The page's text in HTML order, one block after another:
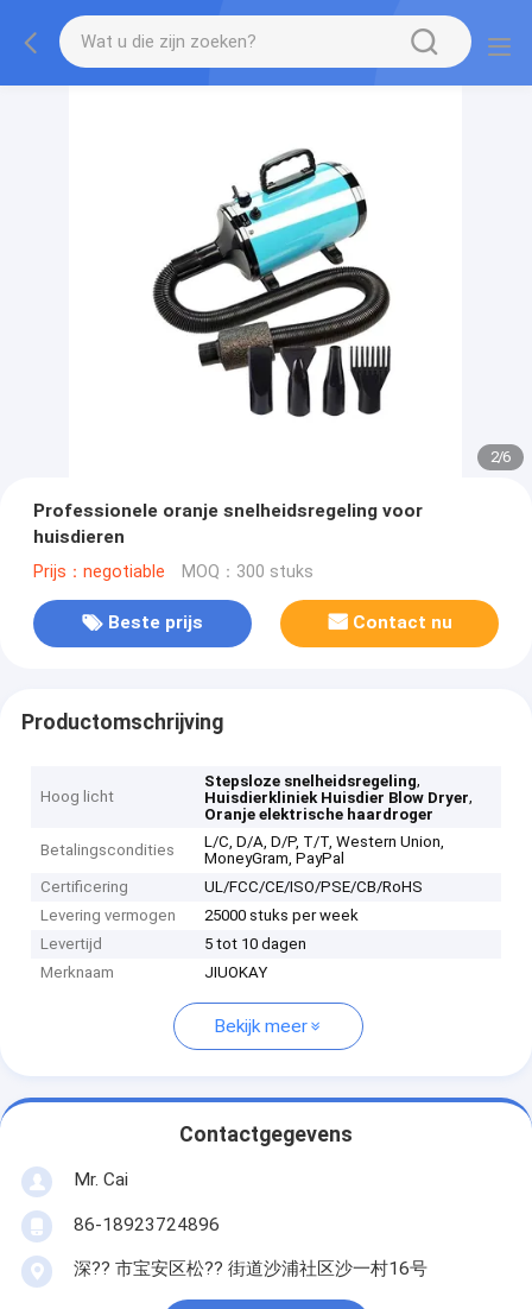
2/6
Professionele oranje snelheidsregeling voor
huisdieren
Prijs：negotiable MOQ：300 stuks
Beste prijs Contact nu
Productomschrijving
Hoog licht
Stepsloze snelheidsregeling,
Huisdierkliniek Huisdier Blow Dryer,
Oranje elektrische haardroger
Betalingscondities
L/C, D/A, D/P, T/T, Western Union,
MoneyGram, PayPal
Certificering
UL/FCC/CE/ISO/PSE/CB/RoHS
Levering vermogen
25000 stuks per week
Levertijd
5 tot 10 dagen
Merknaam
JIUOKAY
Bekijk meer
Contactgegevens
Mr. Cai
86-18923724896
深?? 市宝安区松?? 街道沙浦社区沙一村16号